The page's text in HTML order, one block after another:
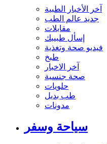
آخر الأخبار الطبية
جديد عالم الطب
مقابلات
إسأل طبيبك
فيديو صحة وتغذية
طبخ
آخر الاخبار
صحة جنسية
حلويات
طب بديل
مدونات
سياحة وسفر